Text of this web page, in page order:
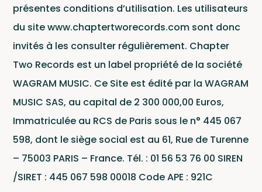
présentes conditions d’utilisation. Les utilisateurs
du site www.chaptertworecords.com sont donc
invités à les consulter régulièrement. Chapter
Two Records est un label propriété de la société
WAGRAM MUSIC. Ce Site est édité par la WAGRAM
MUSIC SAS, au capital de 2 300 000,00 Euros,
Immatriculée au RCS de Paris sous le n° 445 067
598, dont le siège social est au 61, Rue de Turenne
– 75003 PARIS – France. Tél. : 01 56 53 76 00 SIREN
/SIRET : 445 067 598 00018 Code APE : 921C